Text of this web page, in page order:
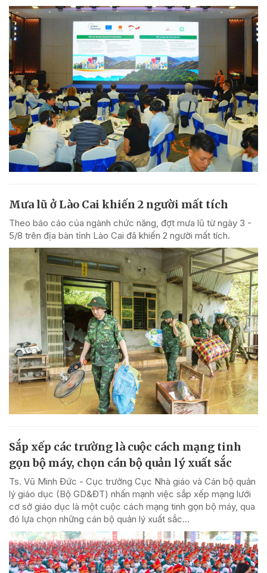
Mưa lũ ở Lào Cai khiến 2 người mất tích
Theo báo cáo của ngành chức năng, đợt mưa lũ từ ngày 3 -
5/8 trên địa bàn tỉnh Lào Cai đã khiến 2 người mất tích.
Sắp xếp các trường là cuộc cách mạng tinh
gọn bộ máy, chọn cán bộ quản lý xuất sắc
Ts. Vũ Minh Đức - Cục trưởng Cục Nhà giáo và Cán bộ quản
lý giáo dục (Bộ GD&ĐT) nhấn mạnh việc sắp xếp mạng lưới
cơ sở giáo dục là một cuộc cách mạng tinh gọn bộ máy, qua
đó lựa chọn những cán bộ quản lý xuất sắc...